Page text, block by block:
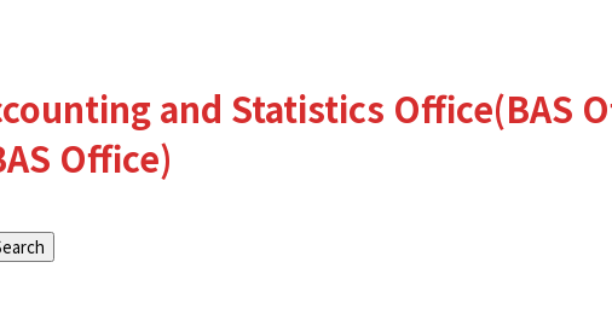
and Statistics Office(BAS
Office)